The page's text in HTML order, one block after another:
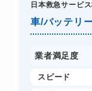
日本救急サービ
車/バッテリ
業者満足度
スピード